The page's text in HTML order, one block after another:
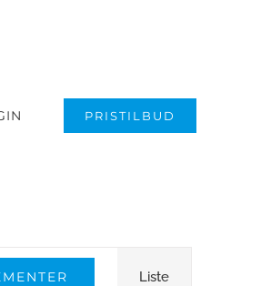
PRISTILBUD
Views
Liste